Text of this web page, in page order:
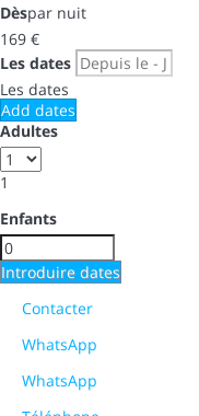
Dèspar nuit
169 €
Les dates
Les dates
Add dates
Adultes
1
Enfants
Introduire dates
Contacter
WhatsApp
WhatsApp